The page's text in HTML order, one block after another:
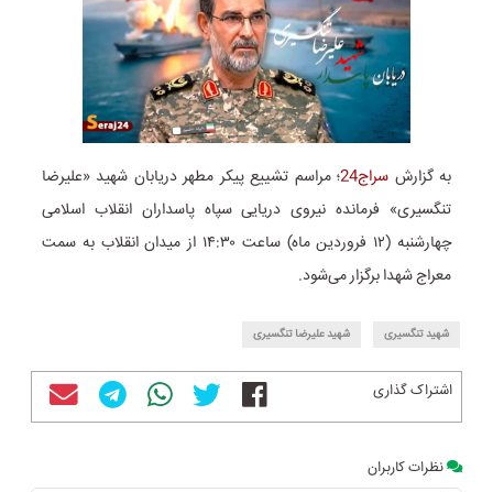
به گزارش سراج24
؛ مراسم تشییع پیکر مطهر دریابان شهید «علیرضا
تنگسیری» فرمانده نیروی دریایی سپاه پاسداران انقلاب اسلامی
چهارشنبه (۱۲ فروردین ماه) ساعت ۱۴:۳۰ از میدان انقلاب به سمت
معراج شهدا برگزار می‌شود.
شهید تنگسیری شهید علیرضا تنگسیری
اشتراک گذاری
نظرات کاربران